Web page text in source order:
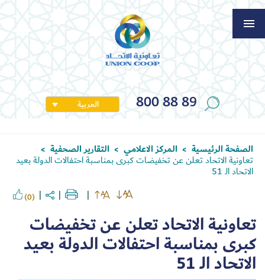
800 88 89 العربية
الصفحة الرئيسية > المركز الاعلامي > التقارير الصحفية >
تعاونية الاتحاد تعلن عن تخفيضات كبرى بمناسبة احتفالات الدولة بعيد
الاتحاد الـ 51
(0)
تعاونية الاتحاد تعلن عن تخفيضات
كبرى بمناسبة احتفالات الدولة بعيد
الاتحاد الـ 51